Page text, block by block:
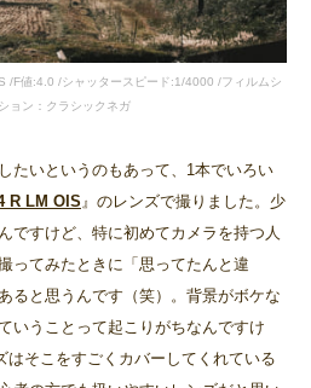
/F値:4.0 /シャッタースピード:1/4000 /フィルムシ
ョン：クラシックネガ
たいというのもあって、1本でいろい
R LM OIS』のレンズで撮りました。少
ですけど、特に初めてカメラを持つ人
ってみたときに「思ってたんと違
と思うんです（笑）。背景がボケな
うことって起こりがちなんですけ
はそこをすごくカバーしてくれている